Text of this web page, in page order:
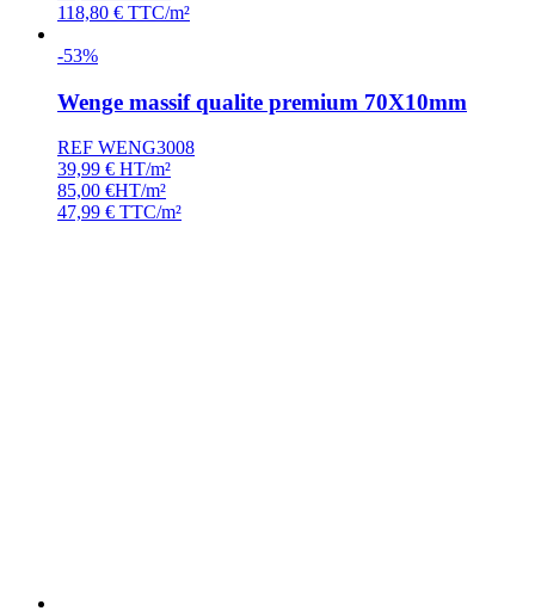
118,80 € TTC/m²
-53%
Wenge massif qualite premium 70X10mm
REF WENG3008
39,99 € HT/m²
85,00 €HT/m²
47,99 € TTC/m²